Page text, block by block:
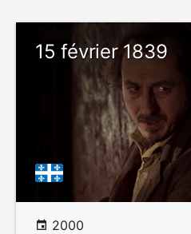
15 février 1839
2000